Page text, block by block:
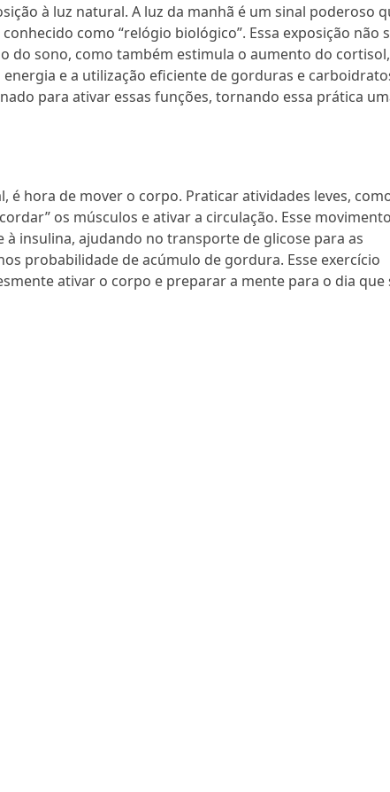
à luz natural. A luz da manhã é um sinal poderoso
como “relógio biológico”. Essa exposição não
do sono, como também estimula o aumento do cortisol,
e a utilização eficiente de gorduras e
para ativar essas funções, tornando essa prática
é hora de mover o corpo. Praticar atividades leves,
os músculos e ativar a circulação. Esse
insulina, ajudando no transporte de glicose para as
probabilidade de acúmulo de gordura. Esse exercício
ativar o corpo e preparar a mente para o dia que